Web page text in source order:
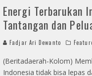
Energi Terbarukan
Tantangan dan
Fadjar Ari Dewanto
(Beritadaerah-Kolom)
Indonesia tidak bisa lepas